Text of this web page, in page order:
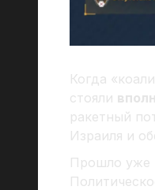
Когда
стояли
ракетный
Израиля и
Прошло уже